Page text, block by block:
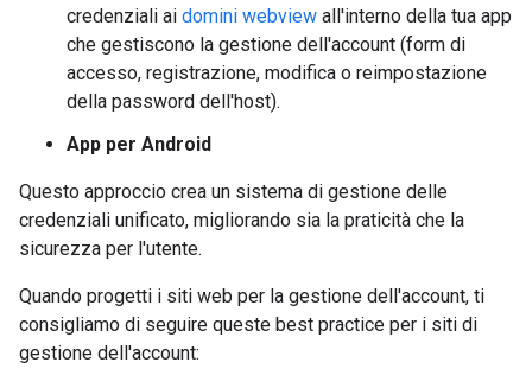
credenziali ai domini webview all'interno della tua app
che gestiscono la gestione dell'account (form di
accesso, registrazione, modifica o reimpostazione
della password dell'host).
App per Android
Questo approccio crea un sistema di gestione delle
credenziali unificato, migliorando sia la praticità che la
sicurezza per l'utente.
Quando progetti i siti web per la gestione dell'account, ti
consigliamo di seguire queste best practice per i siti di
gestione dell'account: